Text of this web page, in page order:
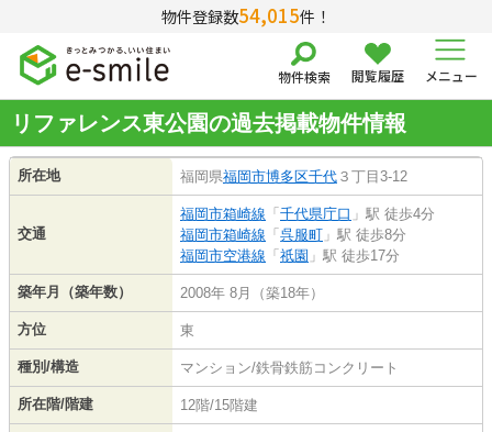
物件登録数54,015件！
物件検索 閲覧履歴 メニュー
リファレンス東公園の過去掲載物件情報
所在地 福岡県福岡市博多区千代 ３丁目3-12
交通
福岡市箱崎線 「千代県庁口 」駅 徒歩4分
福岡市箱崎線 「呉服町 」駅 徒歩8分
福岡市空港線 「祇園 」駅 徒歩17分
築年月（築年数） 2008年 8月（築18年）
方位 東
種別/構造 マンション/鉄骨鉄筋コンクリート
所在階/階建 12階/15階建